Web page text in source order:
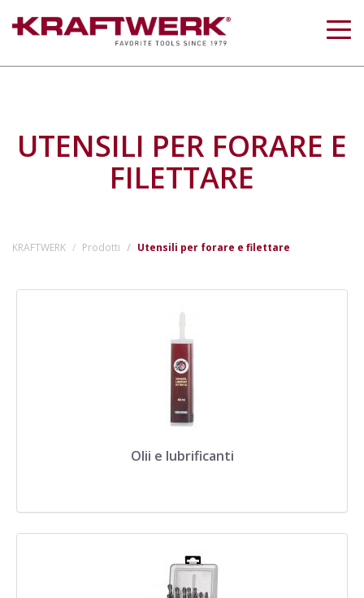
UTENSILI PER FORARE E
FILETTARE
KRAFTWERK Prodotti Utensili per forare e filettare
Olii e lubrificanti